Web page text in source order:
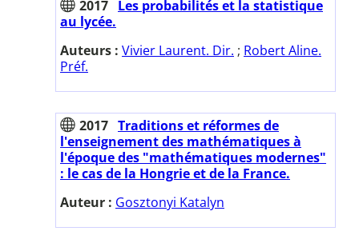
2017 Les probabilités et la statistique
au lycée.
Auteurs : Vivier Laurent. Dir. ; Robert Aline.
Préf.
2017 Traditions et réformes de
l'enseignement des mathématiques à
l'époque des "mathématiques modernes"
: le cas de la Hongrie et de la France.
Auteur : Gosztonyi Katalyn